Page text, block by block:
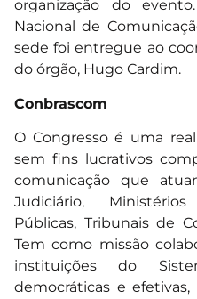
organização do
Nacional de
sede foi entregue ao
do órgão, Hugo Cardim.
Conbrascom
O Congresso é uma
sem fins lucrativos
comunicação que
Judiciário,
Públicas, Tribunais de
Tem como missão
instituições do
democráticas e